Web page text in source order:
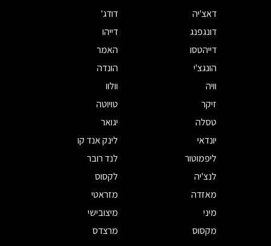
דאצ'יה
דודג'
דונגפנג
דייהו
דייהטסו
האמר
הונגצ'י
הונדה
וויה
וולוו
זיקר
טויוטה
טסלה
יגואר
יונדאי
לינק אנד קו
ליפמוטור
לנד רובר
לנצ'יה
לקסוס
מאזדה
מזראטי
מיני
מיצובישי
מקסוס
מרצדס